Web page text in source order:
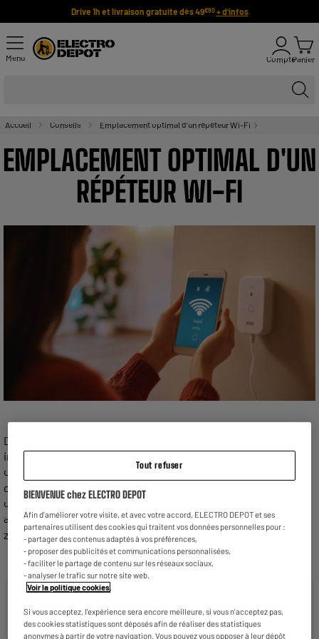
Drive 1h et livraison gratuite dès 49€90 + d'infos
Menu ComptePanier
Accueil Conseils Emplacement optimal d'un répéteur Wi-Fi
EMPLACEMENT OPTIMAL D'UN
RÉPÉTEUR WI-FI
Dans le monde connecté d'aujourd'hui, le Wi-Fi est devenu
incontournable, que ce soit à la maison, au bureau, dans les
cafés ou encore les espaces de coworking. Se pose alors une
question cruciale : où positionner un répéteur Wi-Fi pour
obtenir une couverture optimale ? Nous aborderons ce sujet
avec précision et simplicité. Préparez-vous à éradiquer ces
zones sans couverture Wi-Fi !
Définition et fonctionnement d'un
répéteur Wi-Fi
Tout refuser
BIENVENUE chez ELECTRO DEPOT
Afin d'améliorer votre visite, et avec votre accord, ELECTRO DEPOT et ses
partenaires utilisent des cookies qui traitent vos données personnelles pour :
- partager des contenus adaptés à vos préférences,
- proposer des publicités et communications personnalisées,
- faciliter le partage de contenu sur les réseaux sociaux,
- analyser le trafic sur notre site web.
Voir la politique cookies.
Si vous acceptez, l'expérience sera encore meilleure, si vous n'acceptez pas,
des cookies statistiques sont déposés afin de réaliser des statistiques
anonymes à partir de votre navigation. Vous pouvez vous opposer à leur dépôt